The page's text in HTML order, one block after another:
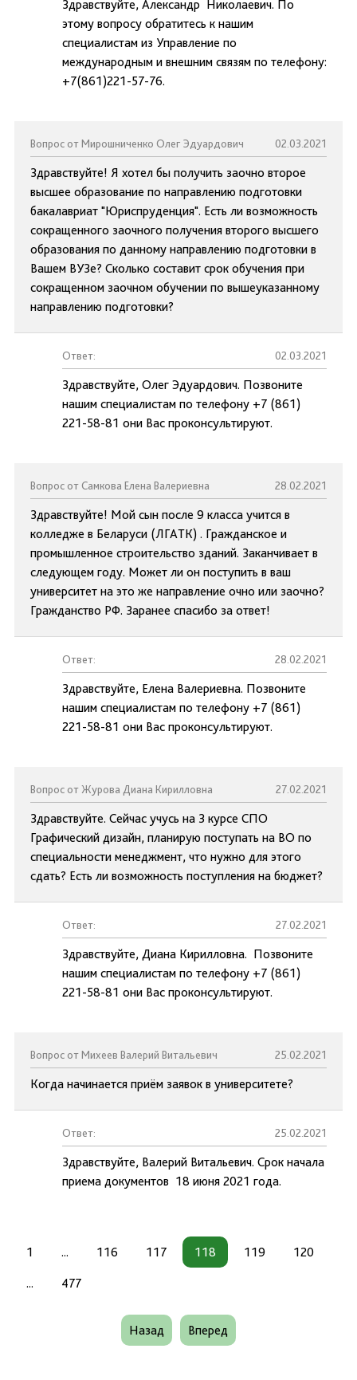
Здравствуйте, Александр Николаевич. По
этому вопросу обратитесь к нашим
специалистам из Управление по
международным и внешним связям по телефону:
+7(861)221-57-76.
Вопрос от Мирошниченко Олег Эдуардович 02.03.2021
Здравствуйте! Я хотел бы получить заочно второе
высшее образование по направлению подготовки
бакалавриат "Юриспруденция". Есть ли возможность
сокращенного заочного получения второго высшего
образования по данному направлению подготовки в
Вашем ВУЗе? Сколько составит срок обучения при
сокращенном заочном обучении по вышеуказанному
направлению подготовки?
Ответ: 02.03.2021
Здравствуйте, Олег Эдуардович. Позвоните
нашим специалистам по телефону +7 (861)
221-58-81 они Вас проконсультируют.
Вопрос от Самкова Елена Валериевна 28.02.2021
Здравствуйте! Мой сын после 9 класса учится в
колледже в Беларуси (ЛГАТК) . Гражданское и
промышленное строительство зданий. Заканчивает в
следующем году. Может ли он поступить в ваш
университет на это же направление очно или заочно?
Гражданство РФ. Заранее спасибо за ответ!
Ответ: 28.02.2021
Здравствуйте, Елена Валериевна. Позвоните
нашим специалистам по телефону +7 (861)
221-58-81 они Вас проконсультируют.
Вопрос от Журова Диана Кирилловна 27.02.2021
Здравствуйте. Сейчас учусь на 3 курсе СПО
Графический дизайн, планирую поступать на ВО по
специальности менеджмент, что нужно для этого
сдать? Есть ли возможность поступления на бюджет?
Ответ: 27.02.2021
Здравствуйте, Диана Кирилловна. Позвоните
нашим специалистам по телефону +7 (861)
221-58-81 они Вас проконсультируют.
Вопрос от Михеев Валерий Витальевич 25.02.2021
Когда начинается приём заявок в университете?
Ответ: 25.02.2021
Здравствуйте, Валерий Витальевич. Срок начала
приема документов 18 июня 2021 года.
1 ... 116 117 118 119 120
... 477
Назад Вперед